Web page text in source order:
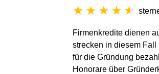
Firmenkredite dienen
strecken in diesem Fall
für die Gründung
Honorare über